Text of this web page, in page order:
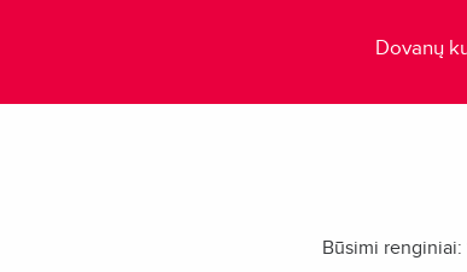
Dovanų
Būsimi renginiai: